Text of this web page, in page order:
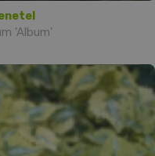
'Album'